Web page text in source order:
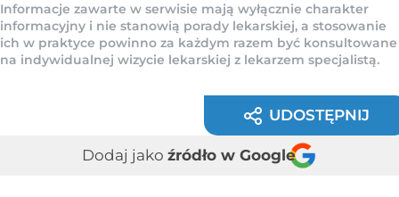
Informacje zawarte w serwisie mają wyłącznie charakter
informacyjny i nie stanowią porady lekarskiej, a stosowanie
ich w praktyce powinno za każdym razem być konsultowane
na indywidualnej wizycie lekarskiej z lekarzem specjalistą.
UDOSTĘPNIJ
Dodaj jako źródło w Google